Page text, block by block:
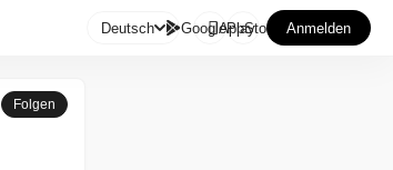
Deutsch GooglePlay
AppStore Anmelden
Folgen